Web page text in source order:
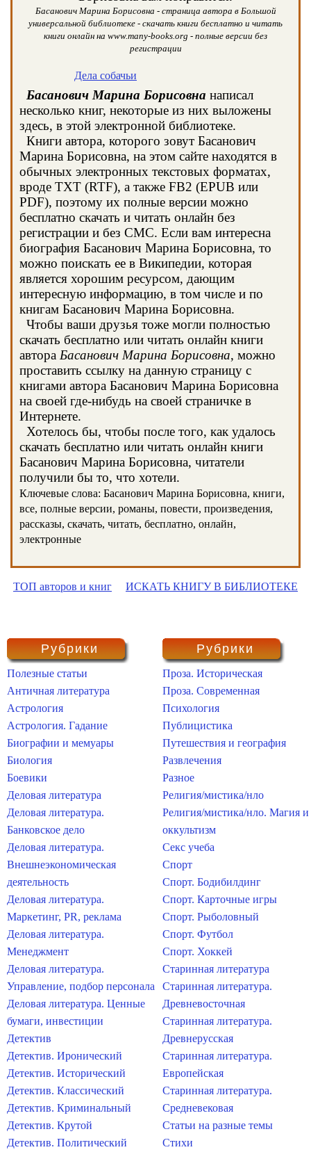
Басанович Марина Борисовна - страница автора в Большой
универсальной библиотеке - скачать книги бесплатно и читать
книги онлайн на www.many-books.org - полные версии без
регистрации
Дела собачьи
Басанович Марина Борисовна написал
несколько книг, некоторые из них выложены
здесь, в этой электронной библиотеке.
Книги автора, которого зовут Басанович
Марина Борисовна, на этом сайте находятся в
обычных электронных текстовых форматах,
вроде TXT (RTF), а также FB2 (EPUB или
PDF), поэтому их полные версии можно
бесплатно скачать и читать онлайн без
регистрации и без СМС. Если вам интересна
биография Басанович Марина Борисовна, то
можно поискать ее в Википедии, которая
является хорошим ресурсом, дающим
интересную информацию, в том числе и по
книгам Басанович Марина Борисовна.
Чтобы ваши друзья тоже могли полностью
скачать бесплатно или читать онлайн книги
автора Басанович Марина Борисовна, можно
проставить ссылку на данную страницу с
книгами автора Басанович Марина Борисовна
на своей где-нибудь на своей страничке в
Интернете.
Хотелось бы, чтобы после того, как удалось
скачать бесплатно или читать онлайн книги
Басанович Марина Борисовна, читатели
получили бы то, что хотели.
Ключевые слова: Басанович Марина Борисовна, книги,
все, полные версии, романы, повести, произведения,
рассказы, скачать, читать, бесплатно, онлайн,
электронные
ТОП авторов и книг ИСКАТЬ КНИГУ В БИБЛИОТЕКЕ
Рубрики
Полезные статьи
Античная литература
Астрология
Астрология. Гадание
Биографии и мемуары
Биология
Боевики
Деловая литература
Деловая литература.
Банковское дело
Деловая литература.
Внешнеэкономическая
деятельность
Деловая литература.
Маркетинг, PR, реклама
Деловая литература.
Менеджмент
Деловая литература.
Управление, подбор персонала
Деловая литература. Ценные
бумаги, инвестиции
Детектив
Детектив. Иронический
Детектив. Исторический
Детектив. Классический
Детектив. Криминальный
Детектив. Крутой
Детектив. Политический
Рубрики
Проза. Историческая
Проза. Современная
Психология
Публицистика
Путешествия и география
Развлечения
Разное
Религия/мистика/нло
Религия/мистика/нло. Магия и
оккультизм
Секс учеба
Спорт
Спорт. Бодибилдинг
Спорт. Карточные игры
Спорт. Рыболовный
Спорт. Футбол
Спорт. Хоккей
Старинная литература
Старинная литература.
Древневосточная
Старинная литература.
Древнерусская
Старинная литература.
Европейская
Старинная литература.
Средневековая
Статьи на разные темы
Стихи